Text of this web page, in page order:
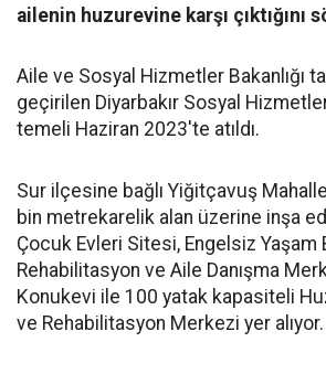
ailenin huzurevine karşı çıktığını
Aile ve Sosyal Hizmetler Bakanlığı
geçirilen Diyarbakır Sosyal
temeli Haziran 2023'te atıldı.
Sur ilçesine bağlı Yiğitçavuş
bin metrekarelik alan üzerine inşa
Çocuk Evleri Sitesi, Engelsiz Yaşam
Rehabilitasyon ve Aile Danışma
Konukevi ile 100 yatak kapasiteli
ve Rehabilitasyon Merkezi yer alıyor.